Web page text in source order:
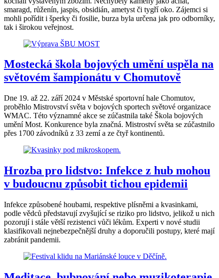
smaragd, růženín, jaspis, obsidián, ametyst či tygří oko. Zájemci si
mohli pořídit i šperky či fosilie, burza byla určena jak pro odborníky,
tak i širokou veřejnost.
Mostecká škola bojových umění uspěla na
světovém šampionátu v Chomutově
Dne 19. až 22. září 2024 v Městské sportovní hale Chomutov,
proběhlo Mistrovství světa v bojových sportech světové organizace
WMAC. Této významné akce se zúčastnila také Škola bojových
umění Most. Konkurence byla značná. Mistroství světa se zúčastnilo
přes 1700 závodníků z 33 zemí a ze čtyř kontinentů.
Hrozba pro lidstvo: Infekce z hub mohou
v budoucnu způsobit tichou epidemii
Infekce způsobené houbami, respektive plísněmi a kvasinkami,
podle vědců představují zvyšující se riziko pro lidstvo, jelikož u nich
pozorují i stále větší rezistenci vůči lékům. Experti v nové studii
klasifikovali nejnebezpečnější druhy a doporučili postupy, které mají
zabránit pandemii.